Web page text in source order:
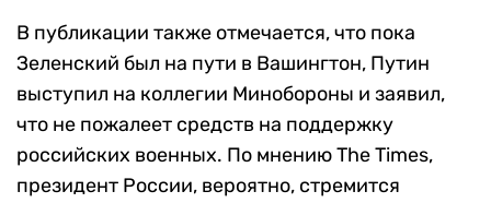
В публикации также отмечается, что пока
Зеленский был на пути в Вашингтон, Путин
выступил на коллегии Минобороны и заявил,
что не пожалеет средств на поддержку
российских военных. По мнению The Times,
президент России, вероятно, стремится